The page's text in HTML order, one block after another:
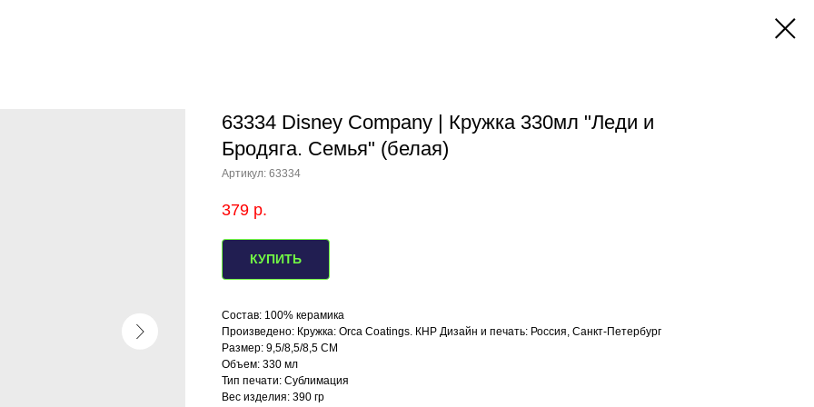
63334 Disney Company | Кружка 330мл "Леди и
Бродяга. Семья" (белая)
Артикул: 63334
379 р.
КУПИТЬ
Состав: 100% керамика
Произведено: Кружка: Orca Coatings. КНР Дизайн и печать: Россия, Санкт-Петербург
Размер: 9,5/8,5/8,5 СМ
Объем: 330 мл
Тип печати: Сублимация
Вес изделия: 390 гр